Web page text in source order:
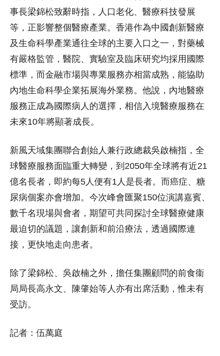
事長梁錦松致辭時指，人口老化、醫療科技發展
等，正影響整個醫療產業。香港作為中國創新醫療
及生命科學產業通往全球的主要入口之一，對藥械
有嚴格監管，醫院、實驗室及臨床研究均採用國際
標準，而金融市場與專業服務亦相當成熟，能協助
內地生命科學企業拓展海外業務。他說，內地醫療
服務正成為國際病人的選擇，相信入境醫療服務在
未來10年將顯著成長。
新風天域集團聯合創始人兼行政總裁吳啟楠指，全
球醫療服務面臨重大轉變，到2050年全球將有近21
億名長者，即約每5人便有1人是長者。而癌症、糖
尿病個案亦會增加。今次峰會匯聚150位演講嘉賓、
數千名現場與會者，期望可共同探討全球醫療健康
最迫切的議題，讓創新和前沿療法，透過國際連
接，更快地走向患者。
除了梁錦松、吳啟楠之外，擔任集團顧問的前食衞
局局長高永文、陳肇始等人亦有出席活動，惟未有
受訪。
記者：伍萬庭